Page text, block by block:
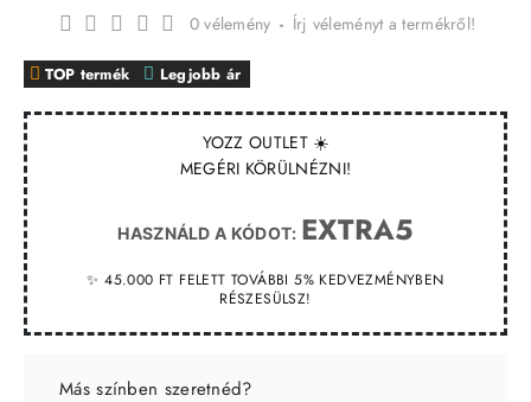
YOZZ OUTLET ☀️
MEGÉRI KÖRÜLNÉZNI!
HASZNÁLD A KÓDOT: EXTRA5
✨ 45.000 FT FELETT TOVÁBBI 5% KEDVEZMÉNYBEN
RÉSZESÜLSZ!
TOP termék Legjobb ár
0 vélemény - Írj véleményt a termékről!
Más színben szeretnéd?